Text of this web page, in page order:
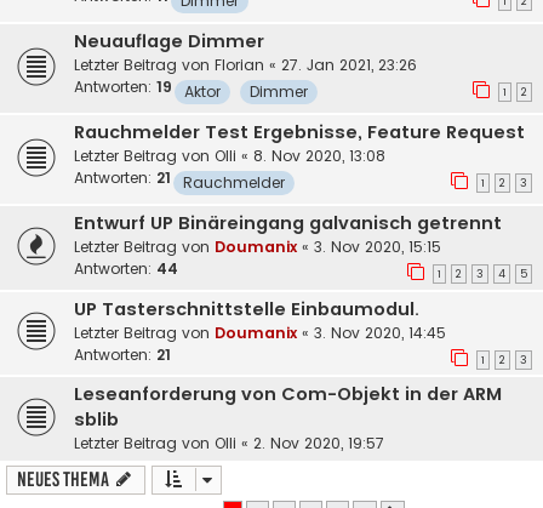
Neuauflage Dimmer
Letzter Beitrag von Florian « 27. Jan 2021, 23:26
Antworten: 19 1 2
Aktor Dimmer
Rauchmelder Test Ergebnisse, Feature Request
Letzter Beitrag von Olli « 8. Nov 2020, 13:08
Antworten: 21 1 2 3
Rauchmelder
Entwurf UP Binäreingang galvanisch getrennt
Letzter Beitrag von Doumanix « 3. Nov 2020, 15:15
Antworten: 44 1 2 3 4 5
UP Tasterschnittstelle Einbaumodul.
Letzter Beitrag von Doumanix « 3. Nov 2020, 14:45
Antworten: 21 1 2 3
Leseanforderung von Com-Objekt in der ARM
sblib
Letzter Beitrag von Olli « 2. Nov 2020, 19:57
Neues Thema